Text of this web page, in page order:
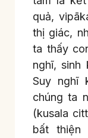
quả,
thị giác,
ta thấy
nghĩ, sinh
Suy nghĩ
chúng ta
(kusala
bất thiện